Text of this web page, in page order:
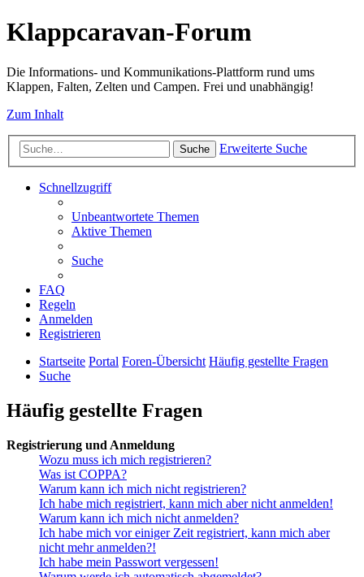
Klappcaravan-Forum
Die Informations- und Kommunikations-Plattform rund ums
Klappen, Falten, Zelten und Campen. Frei und unabhängig!
Zum Inhalt
Suche Erweiterte Suche
Schnellzugriff
Unbeantwortete Themen
Aktive Themen
Suche
FAQ
Regeln
Anmelden
Registrieren
Startseite Portal Foren-Übersicht Häufig gestellte Fragen
Suche
Häufig gestellte Fragen
Registrierung und Anmeldung
Wozu muss ich mich registrieren?
Was ist COPPA?
Warum kann ich mich nicht registrieren?
Ich habe mich registriert, kann mich aber nicht anmelden!
Warum kann ich mich nicht anmelden?
Ich habe mich vor einiger Zeit registriert, kann mich aber
nicht mehr anmelden?!
Ich habe mein Passwort vergessen!